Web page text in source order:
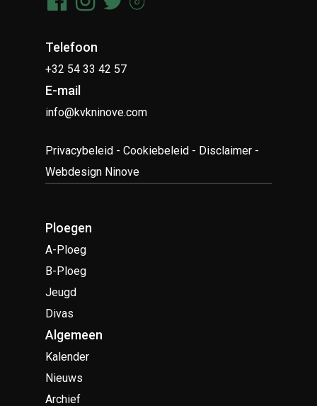
Telefoon
+32 54 33 42 57
E-mail
info@kvkninove.com
Privacybeleid -Cookiebeleid - Disclaimer -
Webdesign Ninove
Ploegen
A-Ploeg
B-Ploeg
Jeugd
Divas
Algemeen
Kalender
Nieuws
Archief